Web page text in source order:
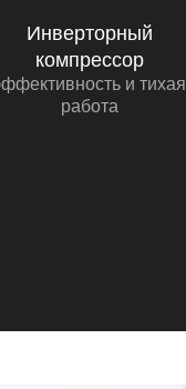
Инверторный
компрессор
и тихая
работа